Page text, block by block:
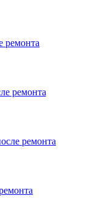
ремонта
ремонта
ремонта